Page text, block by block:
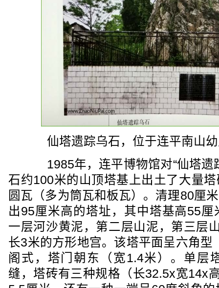
仙塔遗踪乌石，位于连平南山
1985年，连平博物馆对“仙塔遗
石约100米的山顶塔基上出土了大量
圆瓦（多为筒瓦和板瓦）。清理80厘
出95厘米高的塔址，其中塔基高55
一层河沙黄泥，第二层山泥，第三层
长3米的方形地宫。该塔平面呈六角型
阁式，塔门朝东（宽1.4米）。单层
缝，塔砖有三种规格（长32.5x宽14x